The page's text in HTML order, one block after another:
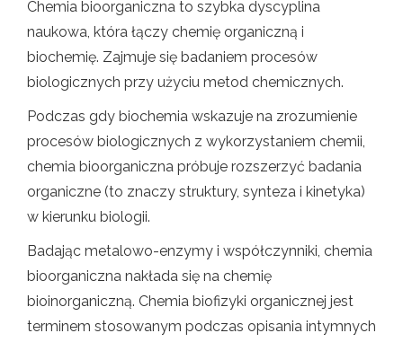
Chemia bioorganiczna to szybka dyscyplina
naukowa, która łączy chemię organiczną i
biochemię. Zajmuje się badaniem procesów
biologicznych przy użyciu metod chemicznych.
Podczas gdy biochemia wskazuje na zrozumienie
procesów biologicznych z wykorzystaniem chemii,
chemia bioorganiczna próbuje rozszerzyć badania
organiczne (to znaczy struktury, synteza i kinetyka)
w kierunku biologii.
Badając metalowo-enzymy i współczynniki, chemia
bioorganiczna nakłada się na chemię
bioinorganiczną. Chemia biofizyki organicznej jest
terminem stosowanym podczas opisania intymnych